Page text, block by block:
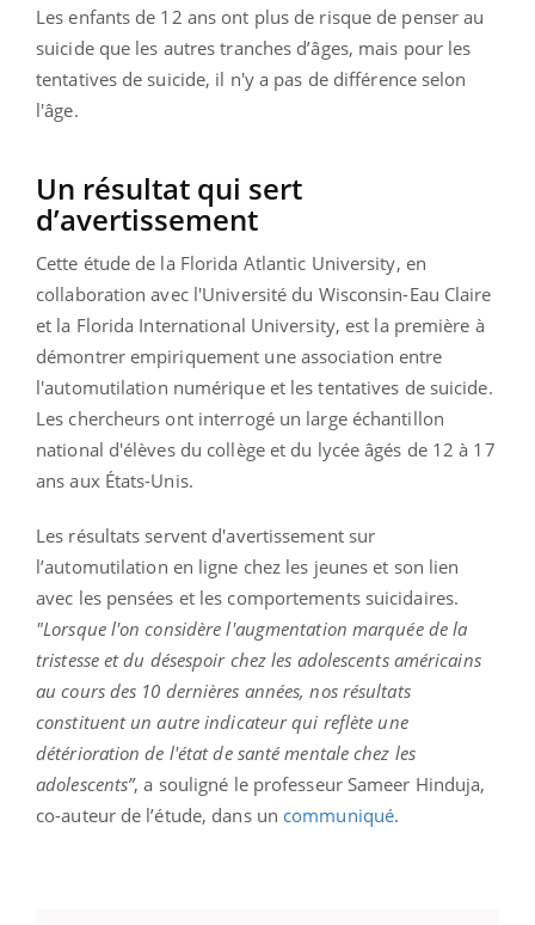
Les enfants de 12 ans ont plus de risque de penser au
suicide que les autres tranches d’âges, mais pour les
tentatives de suicide, il n'y a pas de différence selon
l'âge.
Un résultat qui sert
d’avertissement
Cette étude de la Florida Atlantic University, en
collaboration avec l'Université du Wisconsin-Eau Claire
et la Florida International University, est la première à
démontrer empiriquement une association entre
l'automutilation numérique et les tentatives de suicide.
Les chercheurs ont interrogé un large échantillon
national d'élèves du collège et du lycée âgés de 12 à 17
ans aux États-Unis.
Les résultats servent d'avertissement sur
l’automutilation en ligne chez les jeunes et son lien
avec les pensées et les comportements suicidaires.
"Lorsque l'on considère l'augmentation marquée de la
tristesse et du désespoir chez les adolescents américains
au cours des 10 dernières années, nos résultats
constituent un autre indicateur qui reflète une
détérioration de l'état de santé mentale chez les
adolescents”, a souligné le professeur Sameer Hinduja,
co-auteur de l’étude, dans un communiqué.